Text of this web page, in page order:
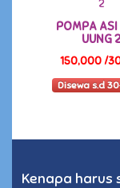
POMPA
UUNG
150,000 /
Disewa s.d
Kenapa harus